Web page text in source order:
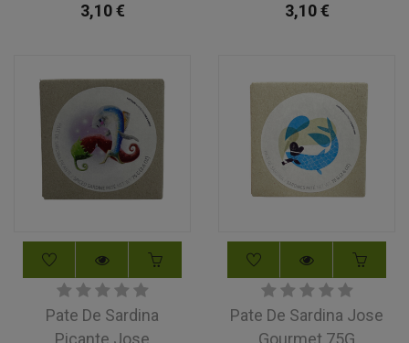
3,10€
3,10€
Pate De Sardina
Picante Jose
Pate De Sardina Jose
Gourmet 75G